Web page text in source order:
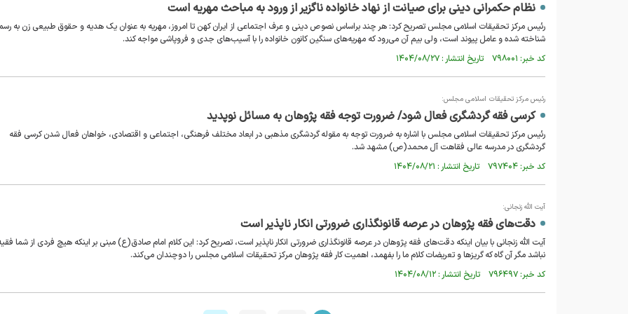
نظام حکمرانی دینی برای صیانت از نهاد خانواده ناگزیر از ورود به مباحث مهریه است
رئیس مرکز تحقیقات اسلامی مجلس تصریح کرد: هر چند براساس نصوص دینی و عرف اجتماعی از ایران کهن تا امروز، مهریه به عنوان یک هدیه و حقوق طبیعی زن به
شناخته شده و عامل پیوند است، ولی بیم آن می‌رود که مهریه‌های سنگین کانون خانواده را با آسیب‌های جدی و فروپاشی مواجه کند.
کد خبر: ۷۹۸۰۰۱ تاریخ انتشار : ۱۴۰۴/۰۸/۲۷
رئیس مرکز تحقیقات اسلامی مجلس:
کرسی فقه گردشگری فعال شود/ ضرورت توجه فقه پژوهان به مسائل نوپدید
رئیس مرکز تحقیقات اسلامی مجلس با اشاره به ضرورت توجه به مقوله گردشگری مذهبی در ابعاد مختلف فرهنگی، اجتماعی و اقتصادی، خواهان فعال شدن کرسی فقه
گردشگری در مدرسه عالی فقاهت آل محمد(ص) مشهد شد.
کد خبر: ۷۹۷۴۰۴ تاریخ انتشار : ۱۴۰۴/۰۸/۲۱
آیت الله زنجانی:
دقت‌های فقه پژوهان در عرصه قانونگذاری ضرورتی انکار ناپذیر است
آیت الله زنجانی با بیان اینکه دقت‌های فقه پژوهان در عرصه قانونگذاری ضرورتی انکار ناپذیر است، تصریح کرد: این کلام امام صادق(ع) مبنی بر اینکه هیچ فردى از شما
نباشد مگر آن گاه که گریز‌ها و تعریضات کلام ما را بفهمد، اهمیت کار فقه پژوهان مرکز تحقیقات اسلامی مجلس را دوچندان می‌کند.
کد خبر: ۷۹۶۴۹۷ تاریخ انتشار : ۱۴۰۴/۰۸/۱۲